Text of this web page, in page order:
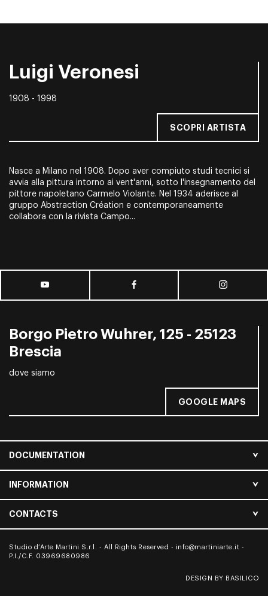
Luigi Veronesi
1908 - 1998
SCOPRI ARTISTA
Nasce a Milano nel 1908. Dopo aver compiuto studi tecnici si
avvia alla pittura intorno ai vent'anni, sotto l'insegnamento del
pittore napoletano Carmelo Violante. Nel 1934 aderisce al
gruppo Abstraction Création e contemporaneamente
collabora con la rivista Campo...
Borgo Pietro Wuhrer, 125 - 25123
Brescia
dove siamo
GOOGLE MAPS
DOCUMENTATION
INFORMATION
CONTACTS
Studio d’Arte Martini S.r.l. - All Rights Reserved - info@martiniarte.it -
P.I./C.F. 03969680986
DESIGN BY BASILICO